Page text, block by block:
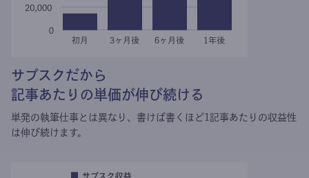
サブスクだから
記事あたりの単価が伸び続ける
単発の執筆仕事とは異なり、 書けば書くほど1記事あたりの収益性
は伸び続けます。